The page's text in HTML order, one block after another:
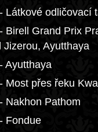
Látkové odličovací
Birell Grand Prix
Jizerou, Ayutthaya
Ayutthaya
Most přes řeku
Nakhon Pathom
Fondue